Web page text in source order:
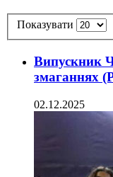
Показувати
Випускник
змаганнях
02.12.2025